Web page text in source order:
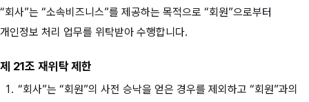
“회사”는 “소속비즈니스”를 제공하는 목적으로 “회원”으로부터
개인정보 처리 업무를 위탁받아 수행합니다.
제 21조 재위탁 제한
“회사”는 “회원”의 사전 승낙을 얻은 경우를 제외하고 “회원”과의